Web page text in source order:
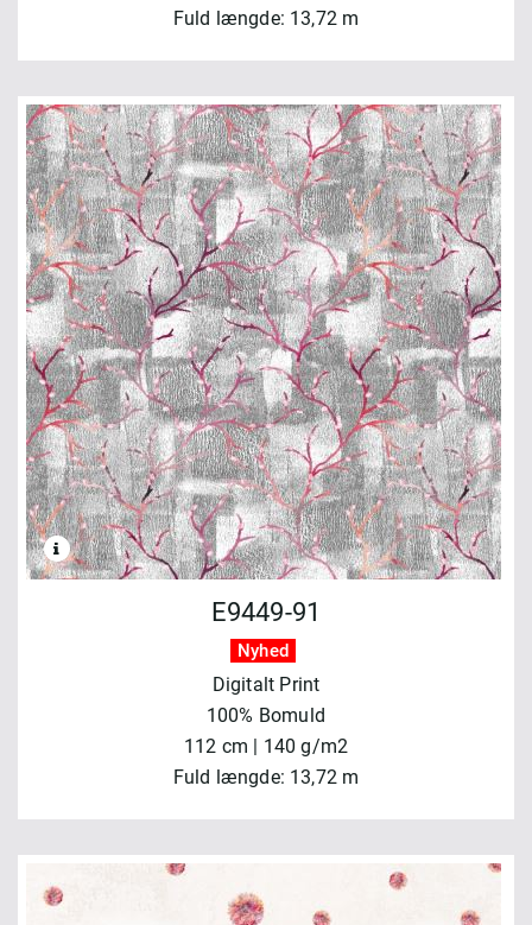
Fuld længde: 13,72 m
E9449-91
Nyhed
Digitalt Print
100% Bomuld
112 cm | 140 g/m2
Fuld længde: 13,72 m